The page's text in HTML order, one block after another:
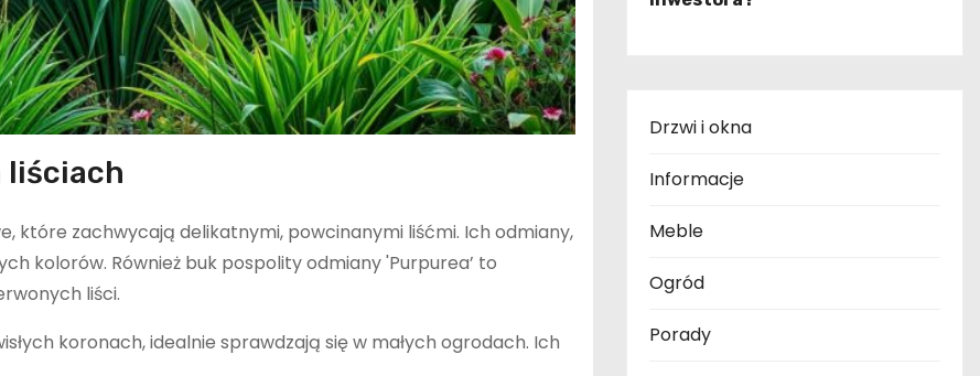
liściach
które zachwycają delikatnymi, powcinanymi liśćmi. Ich odmiany,
kolorów. Również buk pospolity odmiany 'Purpurea’ to
liści.
koronach, idealnie sprawdzają się w małych ogrodach. Ich
Drzwi i okna
Informacje
Meble
Ogród
Porady